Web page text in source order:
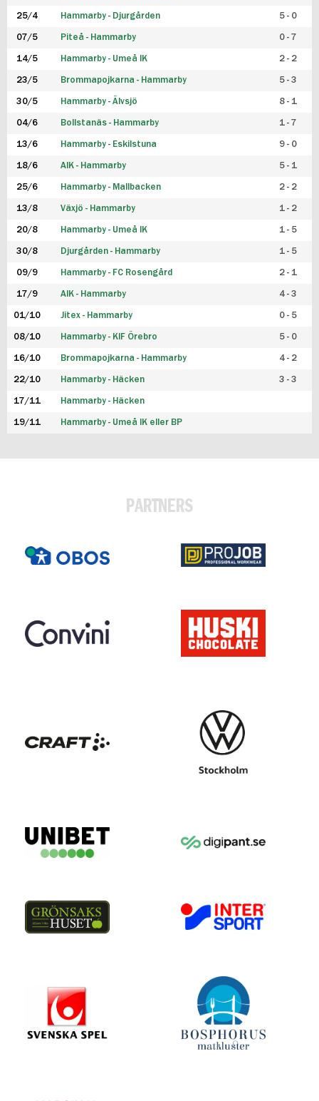
25/4 Hammarby - Djurgården 5 - 0
07/5 Piteå - Hammarby 0 - 7
14/5 Hammarby - Umeå IK 2 - 2
23/5 Brommapojkarna - Hammarby 5 - 3
30/5 Hammarby - Älvsjö 8 - 1
04/6 Bollstanäs - Hammarby 1 - 7
13/6 Hammarby - Eskilstuna 9 - 0
18/6 AIK - Hammarby 5 - 1
25/6 Hammarby - Mallbacken 2 - 2
13/8 Växjö - Hammarby 1 - 2
20/8 Hammarby - Umeå IK 1 - 5
30/8 Djurgården - Hammarby 1 - 5
09/9 Hammarby - FC Rosengård 2 - 1
17/9 AIK - Hammarby 4 - 3
01/10 Jitex - Hammarby 0 - 5
08/10 Hammarby - KIF Örebro 5 - 0
16/10 Brommapojkarna - Hammarby 4 - 2
22/10 Hammarby - Häcken 3 - 3
17/11 Hammarby - Häcken
19/11 Hammarby - Umeå IK eller BP
PARTNERS